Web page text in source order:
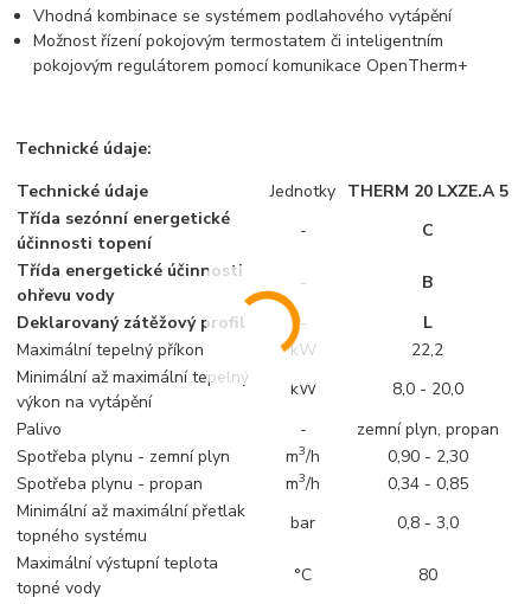
Vhodná kombinace se systémem podlahového vytápění
Možnost řízení pokojovým termostatem či inteligentním
pokojovým regulátorem pomocí komunikace OpenTherm+
Technické údaje:
Technické údaje
Jednotky THERM 20 LXZE.A 5
Třída sezónní energetické
účinnosti topení
-
C
Třída energetické účinnosti
ohřevu vody
-
B
Deklarovaný zátěžový profil
-
L
Maximální tepelný příkon
kW
22,2
Minimální až maximální tepelný
výkon na vytápění
kW
8,0 - 20,0
Palivo
-
zemní plyn, propan
Spotřeba plynu - zemní plyn
m3/h
0,90 - 2,30
Spotřeba plynu - propan
m3/h
0,34 - 0,85
Minimální až maximálnípřetlak
topného systému
bar
0,8 - 3,0
Maximální výstupní teplota
topné vody
°C
80